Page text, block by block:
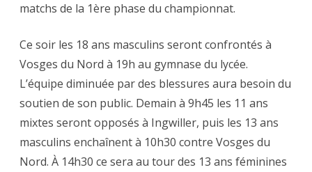
matchs de la 1ère phase du championnat.
Ce soir les 18 ans masculins seront confrontés à
Vosges du Nord à 19h au gymnase du lycée.
L’équipe diminuée par des blessures aura besoin du
soutien de son public. Demain à 9h45 les 11 ans
mixtes seront opposés à Ingwiller, puis les 13 ans
masculins enchaînent à 10h30 contre Vosges du
Nord. À 14h30 ce sera au tour des 13 ans féminines